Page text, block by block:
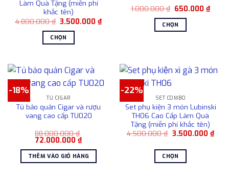
Làm Quà Tặng (miễn phí
khắc tên)
4.800.000₫ Giá
là:
4.800.000 ₫.
3.500.000₫Giá
hiện
CHỌN
này
có
biến
thể.
tùy
chọn
có
1.000.000₫ Giá
là:
1.000.000 ₫.
650.000₫Giá
hiện
CHỌN
có
nhiều
thể.
Các
tùy
chọn
thể
được
-18%
TỦ CIGAR
Tủ bảo quản Cigar và rượu
vang cao cấp TU020
88.000.000₫
Giá
là:
88.000.000 ₫.
72.000.000 ₫Giá
hiện
tại
là:
72.000.000 ₫.
THÊM VÀO GIỎ HÀNG
-22%
SET COMBO
Set phụ kiện 3 món Lubinski
TH06 Cao Cấp Làm Quà
Tặng (miễn phí khắc tên)
4.500.000₫ Giá
4.500.000 ₫.
3.500.000 ₫Giá
hiện
CHỌN